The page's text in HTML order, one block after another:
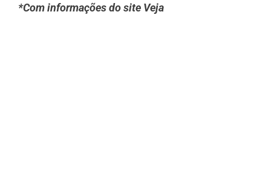
*Com informações do site Veja